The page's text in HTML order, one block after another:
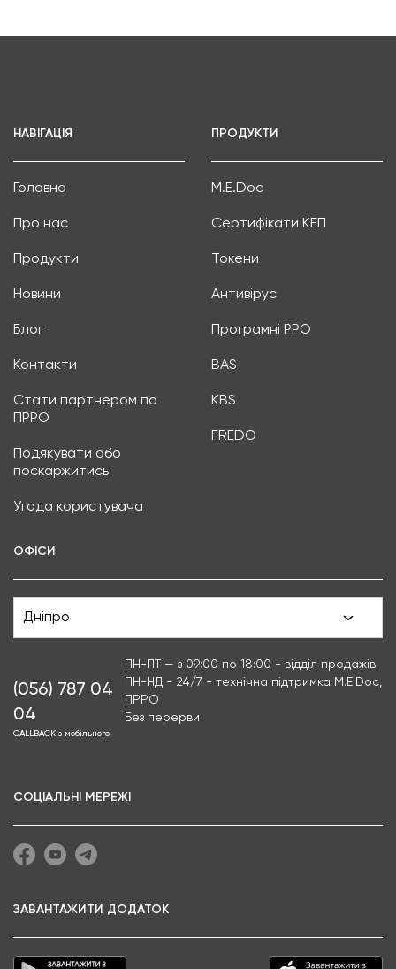
НАВІГАЦІЯ
Головна
Про нас
Продукти
Новини
Блог
Контакти
Стати партнером по
ПРРО
Подякувати або
поскаржитись
Угода користувача
ПРОДУКТИ
M.E.Doc
Сертифікати КЕП
Токени
Антивірус
Програмні РРО
BAS
KBS
FREDO
ОФІСИ
Дніпро
(056) 787 04
04
CALLBACK з мобільного
ПН-ПТ — з 09:00 по 18:00 - відділ продажів
ПН-НД - 24/7 - технічна підтримка M.E.Doc,
ПРРО
Без перерви
СОЦІАЛЬНІ МЕРЕЖІ
ЗАВАНТАЖИТИ ДОДАТОК